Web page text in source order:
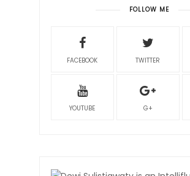
FOLLOW ME
FACEBOOK TWITTER
YOUTUBE G+